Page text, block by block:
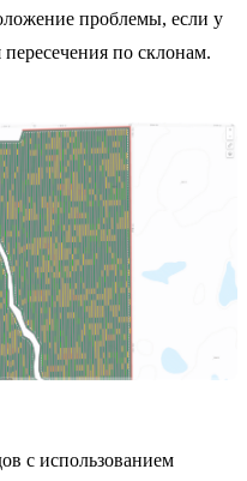
проблемы, если у
по склонам.
с использованием